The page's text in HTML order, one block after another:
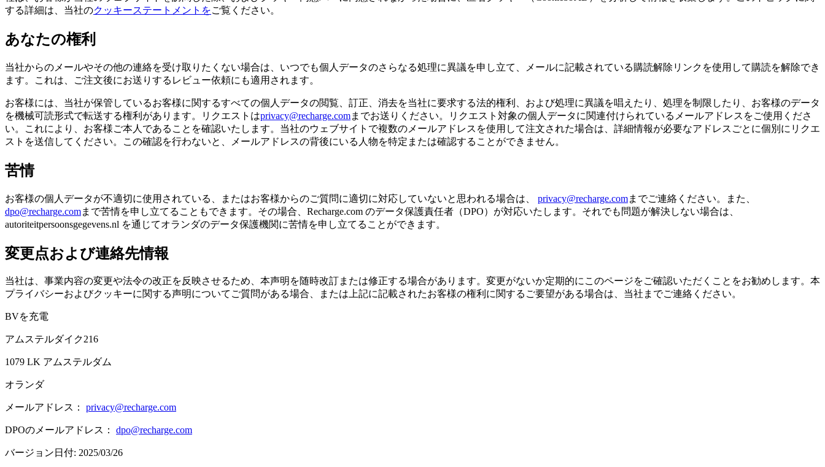
する詳細は、当社のクッキーステートメントをご覧ください。
あなたの権利
当社からのメールやその他の連絡を受け取りたくない場合は、いつでも個人データのさらなる処理に異議を申し立て、メールに記載されている購読解除リンクを使用して購読を解除でき
ます。これは、ご注文後にお送りするレビュー依頼にも適用されます。
お客様には、当社が保管しているお客様に関するすべての個人データの閲覧、訂正、消去を当社に要求する法的権利、および処理に異議を唱えたり、処理を制限したり、お客様のデータ
を機械可読形式で転送する権利があります。リクエストはprivacy@recharge.comまでお送りください。リクエスト対象の個人データに関連付けられているメールアドレスをご使用くださ
い。これにより、お客様ご本人であることを確認いたします。当社のウェブサイトで複数のメールアドレスを使用して注文された場合は、詳細情報が必要なアドレスごとに個別にリクエ
ストを送信してください。この確認を行わないと、メールアドレスの背後にいる人物を特定または確認することができません。
苦情
お客様の個人データが不適切に使用されている、またはお客様からのご質問に適切に対応していないと思われる場合は、 privacy@recharge.comまでご連絡ください。また、
dpo@recharge.comまで苦情を申し立てることもできます。その場合、Recharge.com のデータ保護責任者（DPO）が対応いたします。それでも問題が解決しない場合は、
autoriteitpersoonsgegevens.nl を通じてオランダのデータ保護機関に苦情を申し立てることができます。
変更点および連絡先情報
当社は、事業内容の変更や法令の改正を反映させるため、本声明を随時改訂または修正する場合があります。変更がないか定期的にこのページをご確認いただくことをお勧めします。本
プライバシーおよびクッキーに関する声明についてご質問がある場合、または上記に記載されたお客様の権利に関するご要望がある場合は、当社までご連絡ください。
BVを充電
アムステルダイク216
1079 LK アムステルダム
オランダ
メールアドレス： privacy@recharge.com
DPOのメールアドレス： dpo@recharge.com
バージョン日付: 2025/03/26